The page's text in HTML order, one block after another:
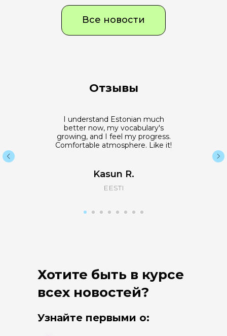
Все новости
Отзывы
I understand Estonian much
better now, my vocabulary's
growing, and I feel my progress.
Comfortable atmosphere. Like it!
Kasun R.
EESTI
Хотите быть в курсе
всех новостей?
Узнайте первыми о: